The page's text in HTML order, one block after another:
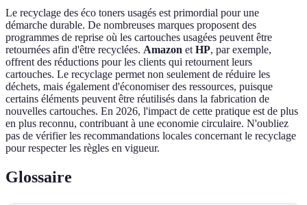
Le recyclage des éco toners usagés est primordial pour une
démarche durable. De nombreuses marques proposent des
programmes de reprise où les cartouches usagées peuvent être
retournées afin d'être recyclées. Amazon et HP, par exemple,
offrent des réductions pour les clients qui retournent leurs
cartouches. Le recyclage permet non seulement de réduire les
déchets, mais également d'économiser des ressources, puisque
certains éléments peuvent être réutilisés dans la fabrication de
nouvelles cartouches. En 2026, l'impact de cette pratique est de plus
en plus reconnu, contribuant à une economie circulaire. N'oubliez
pas de vérifier les recommandations locales concernant le recyclage
pour respecter les règles en vigueur.
Glossaire